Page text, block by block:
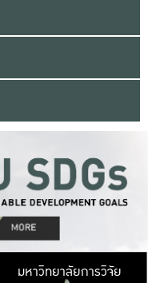
มหาวิ
มหาวิทยาลัยการวิจัย